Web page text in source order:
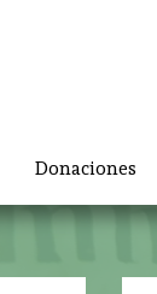
Donaciones